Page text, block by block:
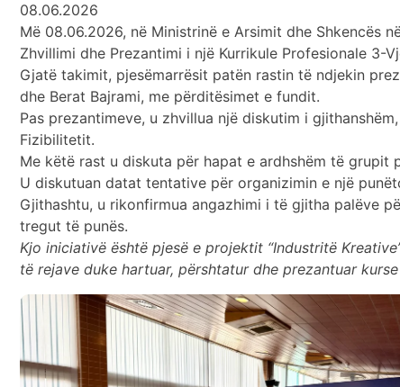
08.06.2026
Më 08.06.2026, në Ministrinë e Arsimit dhe Shkencës
Zhvillimi dhe Prezantimi i një Kurrikule Profesionale 3-
Gjatë takimit, pjesëmarrësit patën rastin të ndjekin
dhe Berat Bajrami, me përditësimet e fundit.
Pas prezantimeve, u zhvillua një diskutim i
Fizibilitetit.
Me këtë rast u diskuta për hapat e ardhshëm të
U diskutuan datat tentative për organizimin e një
Gjithashtu, u rikonfirmua angazhimi i të gjitha palëve
tregut të punës.
Kjo iniciativë është pjesë e projektit “Industritë
të rejave duke hartuar, përshtatur dhe prezantuar